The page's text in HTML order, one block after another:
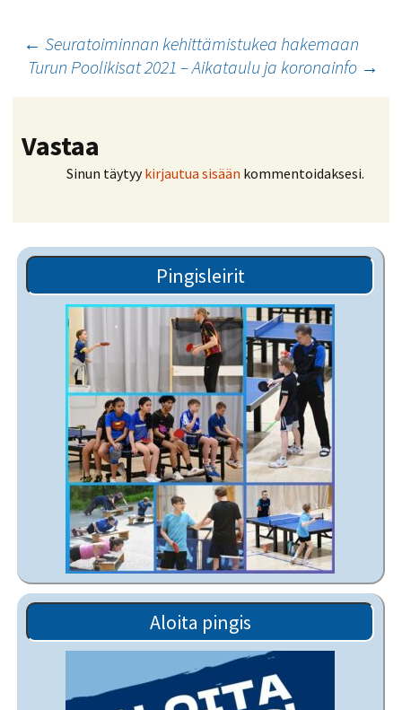
Artikkelien
selaus
← Seuratoiminnan kehittämistukea hakemaan
Turun Poolikisat 2021 – Aikataulu ja koronainfo →
Vastaa
Sinun täytyykirjautua sisään kommentoidaksesi.
Pingisleirit
Aloita pingis